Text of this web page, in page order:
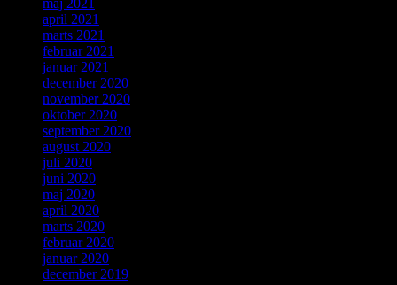
april 2021
marts 2021
februar 2021
januar 2021
december 2020
november 2020
oktober 2020
september 2020
august 2020
juli 2020
juni 2020
maj 2020
april 2020
marts 2020
februar 2020
januar 2020
december 2019